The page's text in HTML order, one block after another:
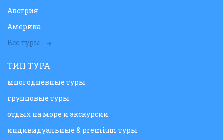
Австрия
Америка
Все туры
ТИП ТУРА
многодневные туры
групповые туры
отдых на море и экскурсии
индивидуальные & premium туры